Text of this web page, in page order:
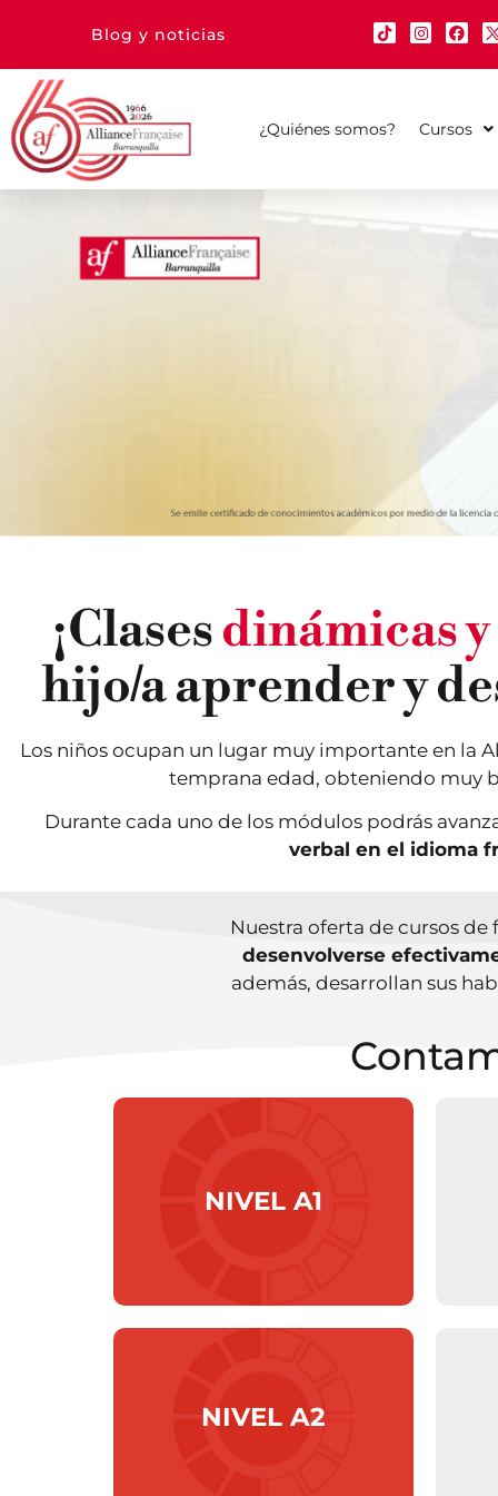
Blog y noticias
¿Quiénes somos? Cursos
¡Clasesdinámicas
hijo/a aprender y
Los niños ocupan un lugar muy importante en la
temprana edad, obteniendo muy
Durante cada uno de los módulos podrás
verbal en el idioma
Nuestra oferta de cursos
desenvolverse
además, desarrollan sus
NIVEL A1
NIVEL A2